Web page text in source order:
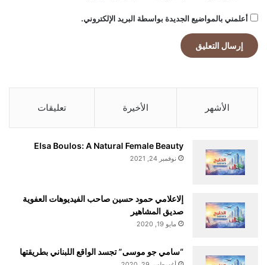
أعلمني بالمواضيع الجديدة بواسطة البريد الإلكتروني.
الأشهر الأخيرة تعليقات
Elsa Boulos: A Natural Female Beauty
نوفمبر 24, 2021
إلاعلامي حمود حسين صاحب الفيديوهات العفوية
صديق المشاهير
مايو 19, 2020
“سامي جو موسى” تجسد الواقع اللبناني بطريقتها